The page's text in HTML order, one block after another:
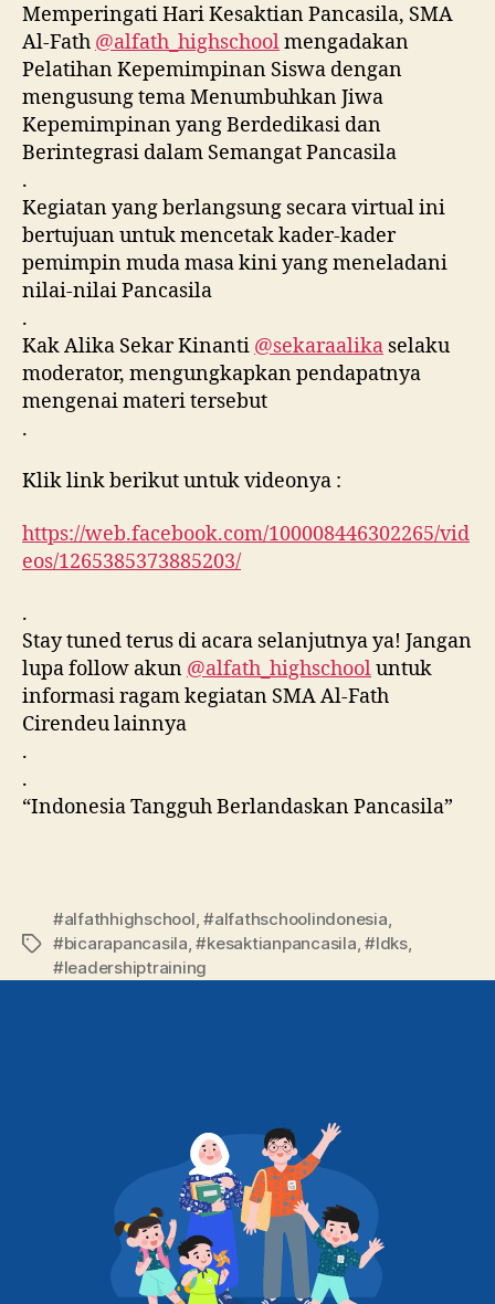
Memperingati Hari Kesaktian Pancasila, SMA
Al-Fath @alfath_highschoolmengadakan
Pelatihan Kepemimpinan Siswa dengan
mengusung tema Menumbuhkan Jiwa
Kepemimpinan yang Berdedikasi dan
Berintegrasi dalam Semangat Pancasila
.
Kegiatan yang berlangsung secara virtual ini
bertujuan untuk mencetak kader-kader
pemimpin muda masa kini yang meneladani
nilai-nilai Pancasila
.
Kak Alika Sekar Kinanti @sekaraalika selaku
moderator, mengungkapkan pendapatnya
mengenai materi tersebut
.
Klik link berikut untuk videonya :
https://web.facebook.com/100008446302265/vid
eos/1265385373885203/
.
Stay tuned terus di acara selanjutnya ya! Jangan
lupa follow akun @alfath_highschooluntuk
informasi ragam kegiatan SMA Al-Fath
Cirendeu lainnya
.
.
“Indonesia Tangguh Berlandaskan Pancasila”
#alfathhighschool ,#alfathschoolindonesia
#bicarapancasila ,#kesaktianpancasila ,#ldks,
#leadershiptraining